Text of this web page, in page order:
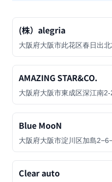
(株）alegria
大阪府大阪市此花区春日出
AMAZING STAR&CO.
大阪府大阪市東成区深江南
Blue MooN
大阪府大阪市淀川区加島
Clear auto